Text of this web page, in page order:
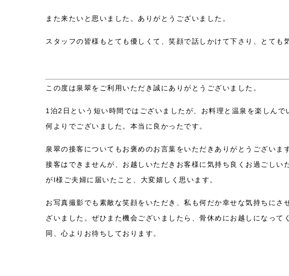
また来たいと思いました。ありがとうございました。
スタッフの皆様もとても優しくて、笑顔で話しかけて下さり、とても
この度は泉翠をご利用いただき誠にありがとうございました。
1泊2日という短い時間ではございましたが、お料理と温泉を楽しん
何よりでございました。本当に良かったです。
泉翠の接客についてもお褒めのお言葉をいただきありがとうございま
接客はできませんが、お越しいただきお客様に気持ち良くお過ごしい
がI様ご夫婦に届いたこと、大変嬉しく思います。
お写真撮影でも素敵な笑顔をいただき、私も何だか幸せな気持ちにさ
ざいました。ぜひまた機会ございましたら、骨休めにお越しになっ
同、心よりお待ちしております。